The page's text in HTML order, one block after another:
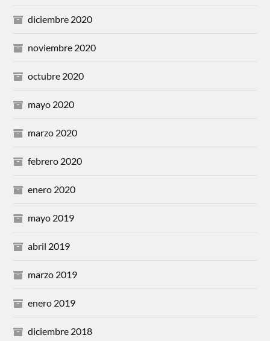
diciembre 2020
noviembre 2020
octubre 2020
mayo 2020
marzo 2020
febrero 2020
enero 2020
mayo 2019
abril 2019
marzo 2019
enero 2019
diciembre 2018